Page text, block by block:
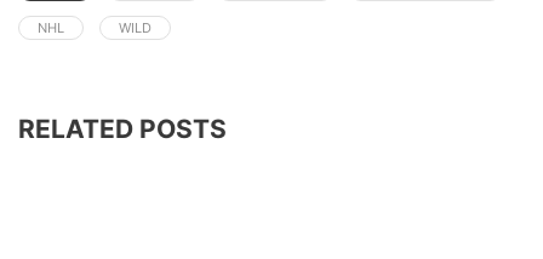
NHL WILD
RELATED POSTS